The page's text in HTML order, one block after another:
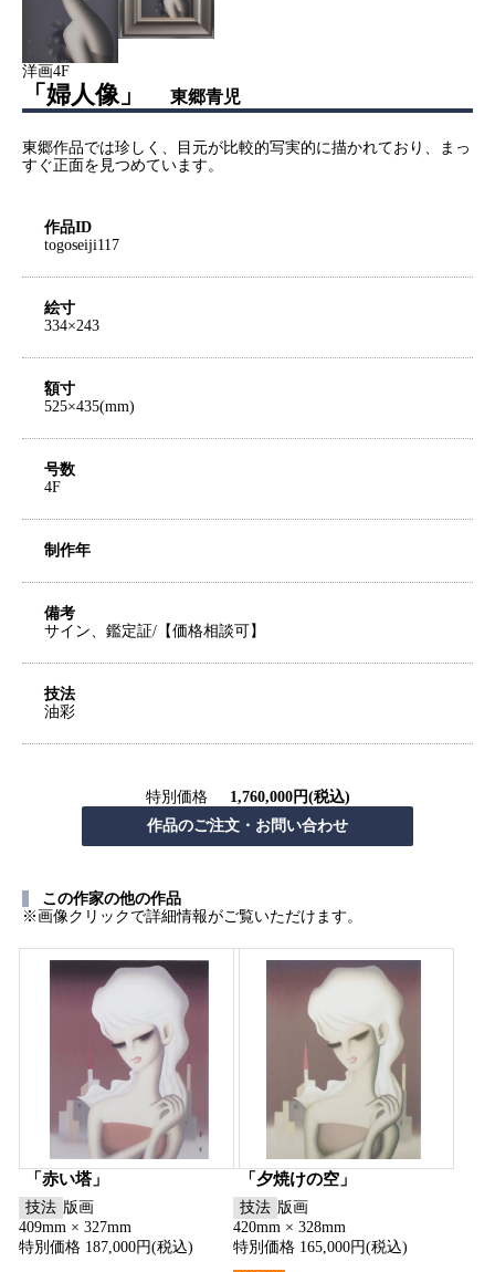
洋画4F
「婦人像」 東郷青児
東郷作品では珍しく、目元が比較的写実的に描かれており、まっ
すぐ正面を見つめています。
作品ID
togoseiji117
絵寸
334×243
額寸
525×435(mm)
号数
4F
制作年
備考
サイン、鑑定証/【価格相談可】
技法
油彩
特別価格 1,760,000円(税込)
この作家の他の作品
※画像クリックで詳細情報がご覧いただけます。
「赤い塔」
技法 版画
409mm × 327mm
特別価格 187,000円(税込)
「夕焼けの空」
技法 版画
420mm × 328mm
特別価格 165,000円(税込)